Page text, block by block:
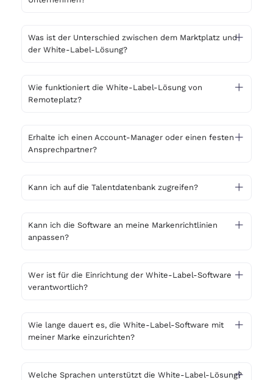
Was ist der Unterschied zwischen dem Marktplatz und
der White-Label-Lösung?
Wie funktioniert die White-Label-Lösung von
Remoteplatz?
Erhalte ich einen Account-Manager oder einen festen
Ansprechpartner?
Kann ich auf die Talentdatenbank zugreifen?
Kann ich die Software an meine Markenrichtlinien
anpassen?
Wer ist für die Einrichtung der White-Label-Software
verantwortlich?
Wie lange dauert es, die White-Label-Software mit
meiner Marke einzurichten?
Welche Sprachen unterstützt die White-Label-Lösung?